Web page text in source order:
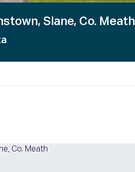
Slane, Co. Meath